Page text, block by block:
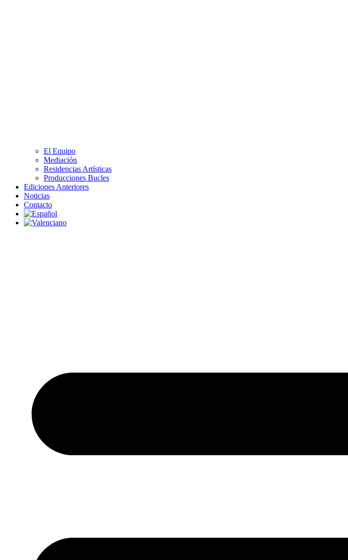
El Equipo
Mediación
Residencias Artísticas
Producciones Bucles
Ediciones Anteriores
Noticias
Contacto